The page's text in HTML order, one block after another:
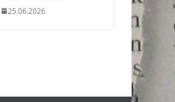
25.06.2026